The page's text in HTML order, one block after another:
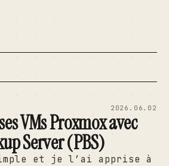
2026.06.02
VMs Proxmox avec
Server (PBS)
et je l’ai apprise à